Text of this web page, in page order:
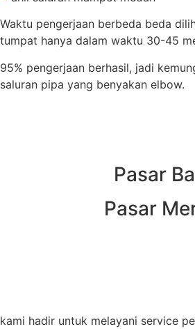
Waktu pengerjaan berbeda beda
tumpat hanya dalam waktu 30-45
95% pengerjaan berhasil, jadi
saluran pipa yang benyakan elbow.
Pasar
Pasar
kami hadir untuk melayani service